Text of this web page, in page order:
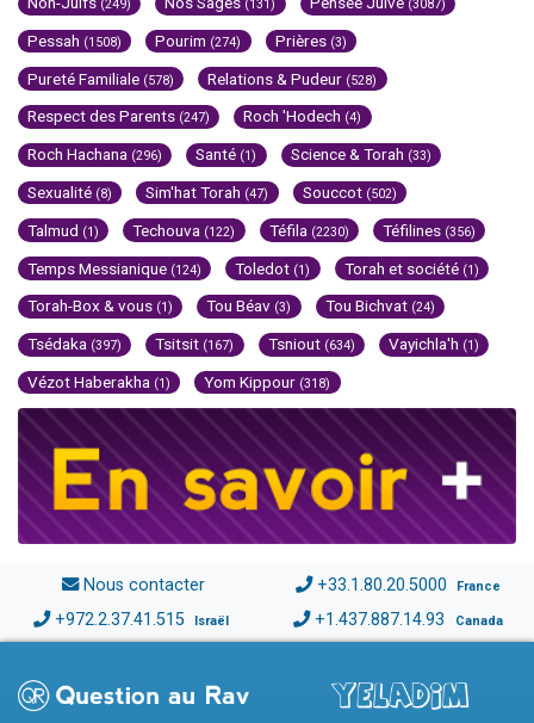
(249) (131) (3087)
Pessah (1508) Pourim (274) Prières (3)
Pureté Familiale (578) Relations & Pudeur (528)
Respect des Parents (247) Roch 'Hodech (4)
Roch Hachana (296) Santé (1) Science & Torah (33)
Sexualité (8) Sim'hat Torah (47) Souccot (502)
Talmud (1) Techouva (122) Téfila (2230) Téfilines (356)
Temps Messianique (124) Toledot (1) Torah et société (1)
Torah-Box & vous (1) Tou Béav (3) Tou Bichvat (24)
Tsédaka (397) Tsitsit (167) Tsniout (634) Vayichla'h (1)
Vézot Haberakha (1) Yom Kippour (318)
Nous contacter +33.1.80.20.5000 France
+972.2.37.41.515 Israël +1.437.887.14.93 Canada